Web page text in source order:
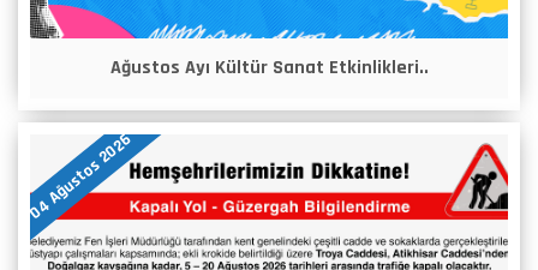
Ağustos Ayı Kültür Sanat Etkinlikleri..
04 Ağustos 2026